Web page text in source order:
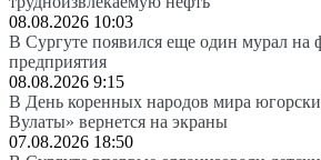
08.08.2026 10:03
В Сургуте появился еще один мурал на
предприятия
08.08.2026 9:15
В День коренных народов мира
Вулаты» вернется на экраны
07.08.2026 18:50